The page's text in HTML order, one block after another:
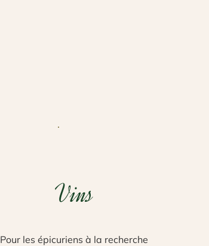
Vins
Pour les épicuriens à la recherche